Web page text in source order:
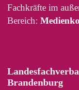
Fachkräfte im
Bereich:
Brandenburg